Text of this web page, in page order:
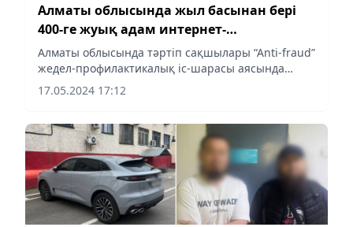
Алматы облысында жыл басынан бері
400-ге жуық адам интернет-
алаяқтардың құрбанына айналған
Алматы облысында тәртіп сақшылары “Аnti-fraud”
жедел-профилактикалық іс-шарасы аясында
халық арасында азаматтардың құқықтық
сауаттылығын арттыруға және интернет-
17.05.2024 17:12